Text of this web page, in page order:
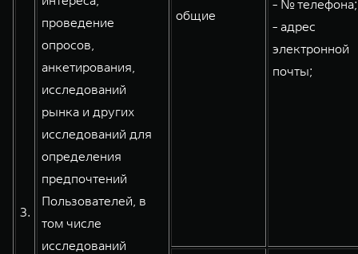
3.
проведение
опросов,
анкетирования,
исследований
рынка и других
исследований для
определения
предпочтений
Пользователей, в
том числе
исследований
общие
- № телефона;
- адрес
электронной
почты;